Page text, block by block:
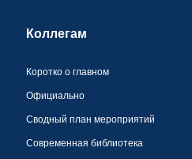
Коллегам
Коротко о главном
Официально
Сводный план мероприятий
Современная библиотека